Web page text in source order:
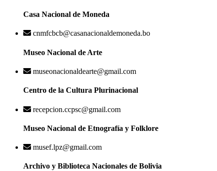
Casa Nacional de Moneda
cnmfcbcb@casanacionaldemoneda.bo
Museo Nacional de Arte
museonacionaldearte@gmail.com
Centro de la Cultura Plurinacional
recepcion.ccpsc@gmail.com
Museo Nacional de Etnografía y Folklore
musef.lpz@gmail.com
Archivo y Biblioteca Nacionales de Bolivia